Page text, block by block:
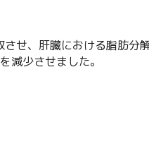
せ、肝臓における脂肪
減少させました。